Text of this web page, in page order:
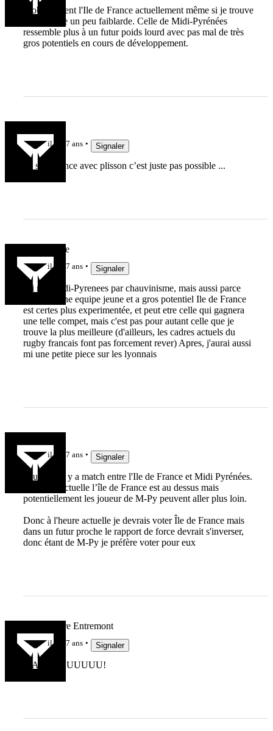
Probablement l'Ile de France actuellement même si je trouve
la charnière un peu faiblarde. Celle de Midi-Pyrénées
ressemble plus à un futur poids lourd avec pas mal de très
gros potentiels en cours de développement.
il y a 7 ans Signaler
Île s’en france avec plisson c’est juste pas possible ...
LaGuiguille
il y a 7 ans Signaler
j'ai mis Midi-Pyrenees par chauvinisme, mais aussi parce
que c'est une equipe jeune et a gros potentiel Ile de France
est certes plus experimentée, et peut etre celle qui gagnera
une telle compet, mais c'est pas pour autant celle que je
trouve la plus meilleure (d'ailleurs, les cadres actuels du
rugby francais font pas forcement rever) Apres, j'aurai aussi
mi une petite piece sur les lyonnais
il y a 7 ans Signaler
pour moi il y a match entre l'Ile de France et Midi Pyrénées.
A l'heure actuelle l’île de France est au dessus mais
potentiellement les joueur de M-Py peuvent aller plus loin.
Donc à l'heure actuelle je devrais voter Île de France mais
dans un futur proche le rapport de force devrait s'inverser,
donc étant de M-Py je préfère voter pour eux
Marc Lièvre Entremont
il y a 7 ans Signaler
MACALOUUUUU!